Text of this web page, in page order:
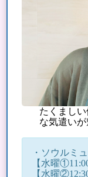
たくまし
な気遣い
・ソウルミ
【水曜
【水曜